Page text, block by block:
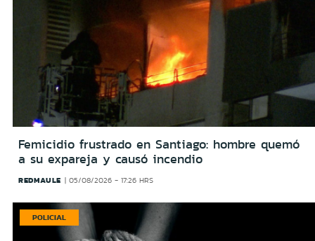
Femicidio frustrado en Santiago: hombre quemó
a su expareja y causó incendio
REDMAULE 05/08/2026 - 17:26 HRS
POLICIAL